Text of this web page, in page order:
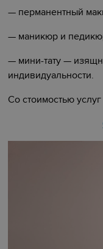
— перманентный
— маникюр и
— мини-тату —
индивидуальности.
Со стоимостью